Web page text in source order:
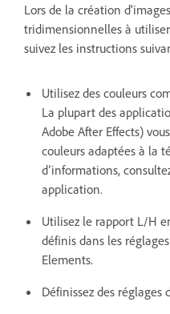
Lors de la création
tridimensionnelles à
suivez les instructions
Utilisez des couleurs
La plupart des
Adobe After Effects)
couleurs adaptées à la
d’informations,
application.
Utilisez le rapport L/H
définis dans les
Elements.
Définissez des